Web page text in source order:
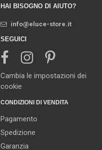
HAI BISOGNO DI AIUTO?
info@eluce-store.it
SEGUICI
Cambia le impostazioni dei
cookie
CONDIZIONI DI VENDITA
Pagamento
Spedizione
Garanzia